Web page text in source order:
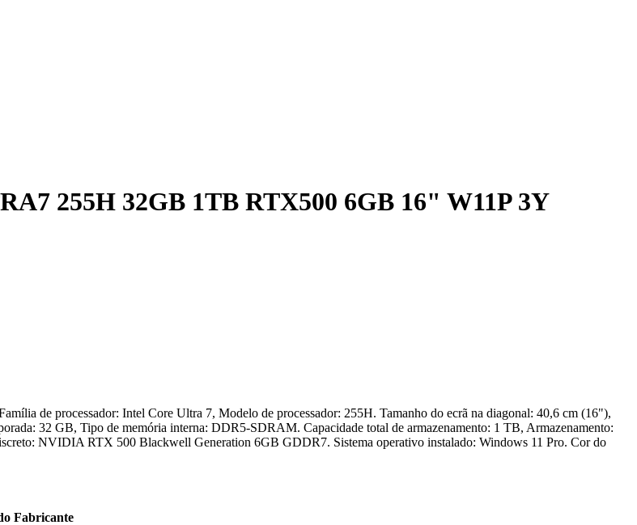
255H 32GB 1TB RTX500 6GB 16" W11P 3Y
de processador: Intel Core Ultra 7, Modelo de processador: 255H. Tamanho do ecrã na diagonal: 40,6 cm (16"),
32 GB, Tipo de memória interna: DDR5-SDRAM. Capacidade total de armazenamento: 1 TB, Armazenamento:
NVIDIA RTX 500 Blackwell Generation 6GB GDDR7. Sistema operativo instalado: Windows 11 Pro. Cor do
Fabricante